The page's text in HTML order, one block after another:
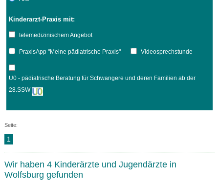
Kinderarzt-Praxis mit:
telemedizinischem Angebot
PraxisApp "Meine pädiatrische Praxis" Videosprechstunde
U0 - pädiatrische Beratung für Schwangere und deren Familien ab der
28.SSW
Seite:
1
Wir haben 4 Kinderärzte und Jugendärzte in
Wolfsburg gefunden